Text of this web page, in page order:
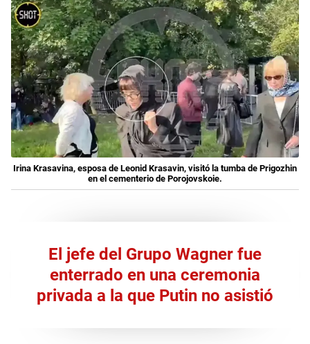
Irina Krasavina, esposa de Leonid Krasavin, visitó la tumba de Prigozhin
en el cementerio de Porojovskoie.
El jefe del Grupo Wagner fue
enterrado en una ceremonia
privada a la que Putin no asistió